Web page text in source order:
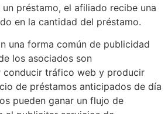
préstamo, el afiliado recibe una
en la cantidad del préstamo.
una forma común de publicidad
los asociados son
conducir tráfico web y producir
de préstamos anticipados de día
pueden ganar un flujo de